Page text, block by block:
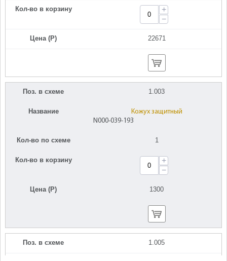
Кол-во в корзину
+
−
Цена (Р) 22671
Поз. в схеме 1.003
Название
Кожух защитный
N000-039-193
Кол-во по схеме 1
Кол-во в корзину
+
−
Цена (Р) 1300
Поз. в схеме 1.005